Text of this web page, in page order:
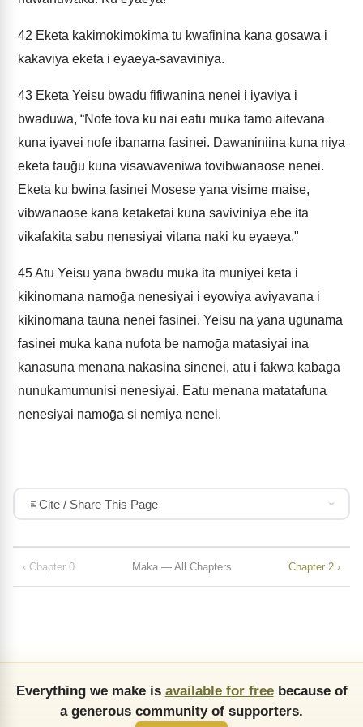
42 Eketa kakimokimokima tu kwafinina kana gosawa i
kakaviya eketa i eyaeya-savaviniya.
43 Eketa Yeisu bwadu fifiwanina nenei i iyaviya i
bwaduwa, “Nofe tova ku nai eatu muka tamo aitevana
kuna iyavei nofe ibanama fasinei. Dawaniniina kuna niya
eketa tauḡu kuna visawaveniwa tovibwanaose nenei.
Eketa ku bwina fasinei Mosese yana visime maise,
vibwanaose kana ketaketai kuna saviviniya ebe ita
vikafakita sabu nenesiyai vitana naki ku eyaeya."
45Atu Yeisu yana bwadu muka ita muniyei keta i
kikinomana namoḡa nenesiyai i eyowiya aviyavana i
kikinomana tauna nenei fasinei. Yeisu na yana uḡunama
fasinei muka kana nufota be namoḡa matasiyai ina
kanasuna menana nakasina sinenei, atu i fakwa kabaḡa
nunukamumunisi nenesiyai. Eatu menana matatafuna
nenesiyai namoḡa si nemiya nenei.
Cite / Share This Page
‹ Chapter 0 Maka — All Chapters Chapter 2 ›
Everything we make is available for freebecause of
a generous community of supporters.